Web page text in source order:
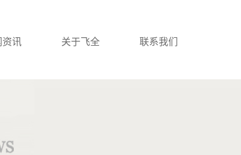
资讯 关于飞全 联系我们